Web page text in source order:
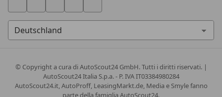
© Copyrighta cura di AutoScout24 GmbH. Tutti i diritti riservati. |
AutoScout24 Italia S.p.a. - P. IVA IT03384980284
AutoScout24.it, AutoProff, LeasingMarkt.de, Media e Smyle fanno
parte della famiglia AutoScout24.